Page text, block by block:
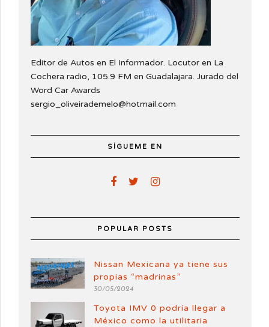
Editor de Autos en El Informador. Locutor en La
Cochera radio, 105.9 FM en Guadalajara. Jurado del
Word Car Awards
sergio_oliveirademelo@hotmail.com
SÍGUEME EN
POPULAR POSTS
Nissan Mexicana ya tiene sus
propias “madrinas”
30/05/2024
Toyota IMV 0 podría llegar a
México como la utilitaria